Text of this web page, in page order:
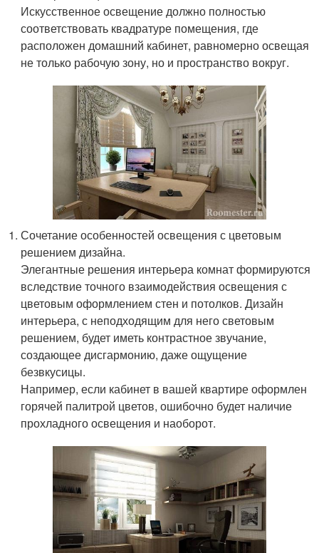
Искусственное освещение должно полностью
соответствовать квадратуре помещения, где
расположен домашний кабинет, равномерно освещая
не только рабочую зону, но и пространство вокруг.
Сочетание особенностей освещения с цветовым
решением дизайна.
Элегантные решения интерьера комнат формируются
вследствие точного взаимодействия освещения с
цветовым оформлением стен и потолков. Дизайн
интерьера, с неподходящим для него световым
решением, будет иметь контрастное звучание,
создающее дисгармонию, даже ощущение
безвкусицы.
Например, если кабинет в вашей квартире оформлен
горячей палитрой цветов, ошибочно будет наличие
прохладного освещения и наоборот.